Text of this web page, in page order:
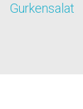
Gurkensalat